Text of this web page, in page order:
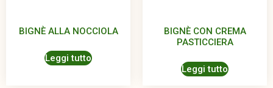
BIGNÈ ALLA NOCCIOLA
Leggi tutto
BIGNÈ CON CREMA
PASTICCIERA
Leggi tutto